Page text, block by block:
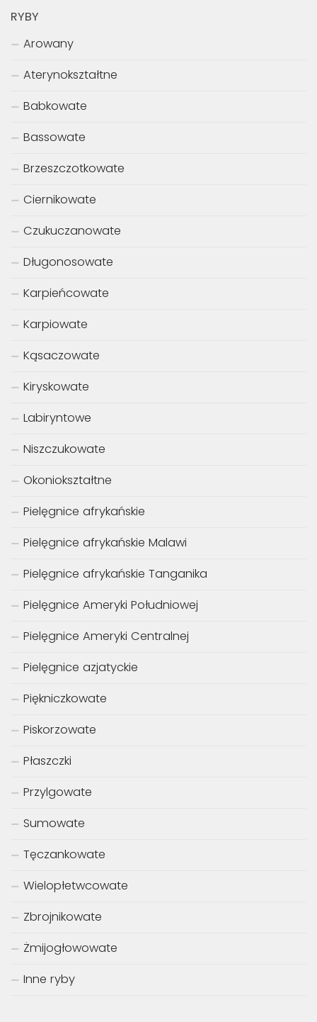
RYBY
Arowany
Aterynokształtne
Babkowate
Bassowate
Brzeszczotkowate
Ciernikowate
Czukuczanowate
Długonosowate
Karpieńcowate
Karpiowate
Kąsaczowate
Kiryskowate
Labiryntowe
Niszczukowate
Okoniokształtne
Pielęgnice afrykańskie
Pielęgnice afrykańskie Malawi
Pielęgnice afrykańskie Tanganika
Pielęgnice Ameryki Południowej
Pielęgnice Ameryki Centralnej
Pielęgnice azjatyckie
Piękniczkowate
Piskorzowate
Płaszczki
Przylgowate
Sumowate
Tęczankowate
Wielopłetwcowate
Zbrojnikowate
Żmijogłowowate
Inne ryby